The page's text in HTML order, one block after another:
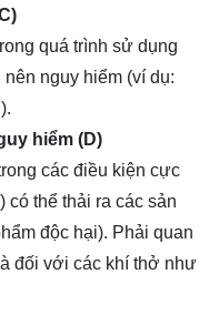
quá trình sử dụng
nguy hiểm (ví dụ:
hiểm (D)
các điều kiện cực
có thể thải ra các sản
độc hại). Phải quan
đối với các khí thở như